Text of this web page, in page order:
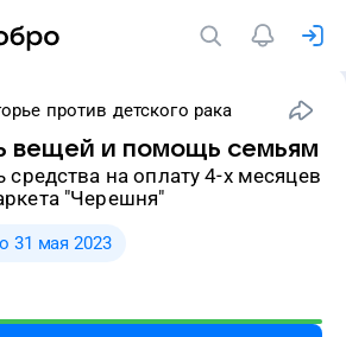
против детского рака
вещей и помощь семьям
"Черешня"
31 мая 2023